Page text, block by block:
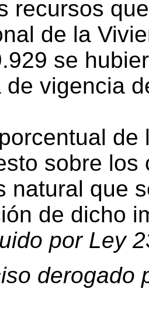
recursos
de la
se
de vigencia
de
sobre
natural que
de dicho
por Ley
derogado